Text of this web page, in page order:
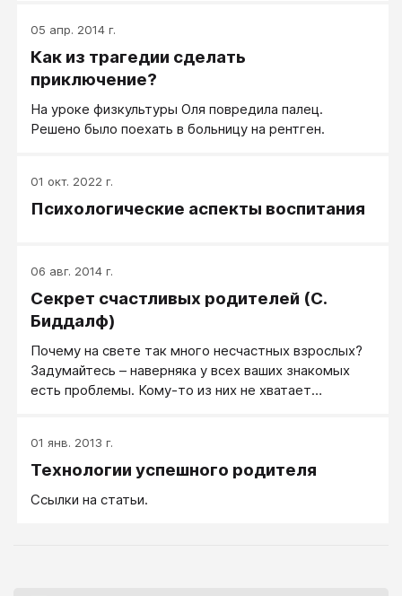
05 апр. 2014 г.
Как из трагедии сделать
приключение?
На уроке физкультуры Оля повредила палец.
Решено было поехать в больницу на рентген.
01 окт. 2022 г.
Психологические аспекты воспитания
06 авг. 2014 г.
Секрет счастливых родителей (С.
Биддалф)
​Почему на свете так много несчастных взрослых?
Задумайтесь – наверняка у всех ваших знакомых
есть проблемы. Кому-то из них не хватает
расслабляться, не может наладить контакт с
другими людьми. Кто-то из них агрессивен,
желания других. Конечно, есть с виду безмятежные
01 янв. 2013 г.
Технологии успешного родителя
Ссылки на статьи.